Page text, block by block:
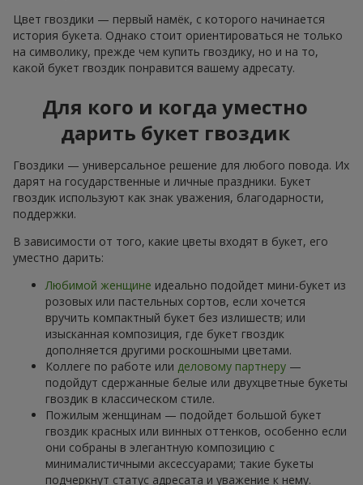
Цвет гвоздики — первый намёк, с которого начинается
история букета. Однако стоит ориентироваться не только
на символику, прежде чем купить гвоздику, но и на то,
какой букет гвоздик понравится вашему адресату.
Для кого и когда уместно
дарить букет гвоздик
Гвоздики — универсальное решение для любого повода. Их
дарят на государственные и личные праздники. Букет
гвоздик используют как знак уважения, благодарности,
поддержки.
В зависимости от того, какие цветы входят в букет, его
уместно дарить:
Любимой женщине идеально подойдет мини-букет из
розовых или пастельных сортов, если хочется
вручить компактный букет без излишеств; или
изысканная композиция, где букет гвоздик
дополняется другими роскошными цветами.
Коллеге по работе или деловому партнеру —
подойдут сдержанные белые или двухцветные букеты
гвоздик в классическом стиле.
Пожилым женщинам — подойдет большой букет
гвоздик красных или винных оттенков, особенно если
они собраны в элегантную композицию с
минималистичными аксессуарами; такие букеты
подчеркнут статус адресата и уважение к нему.